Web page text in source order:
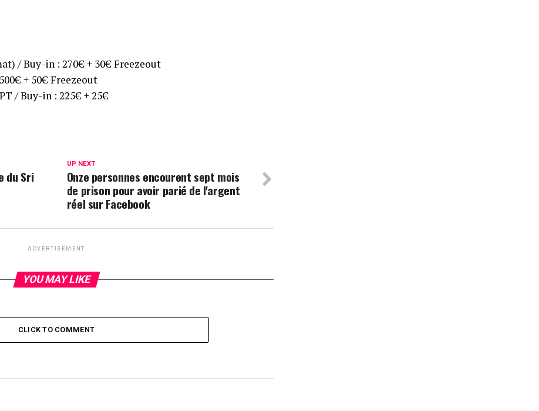
/ Buy-in : 270€ + 30€ Freezeout
+ 50€ Freezeout
/ Buy-in : 225€ + 25€
UP NEXT
Onze personnes encourent sept mois
de prison pour avoir parié de l'argent
réel sur Facebook
du Sri
ADVERTISEMENT
YOU MAY LIKE
CLICK TO COMMENT